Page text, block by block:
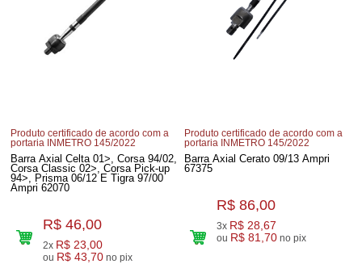
Produto certificado de acordo com a
portaria INMETRO 145/2022
Barra Axial Celta 01>, Corsa 94/02,
Corsa Classic 02>, Corsa Pick-up
94>, Prisma 06/12 E Tigra 97/00
Ampri 62070
R$ 46,00
2x R$ 23,00
ou R$ 43,70 no pix
Produto certificado de acordo com a
portaria INMETRO 145/2022
Barra Axial Cerato 09/13 Ampri
67375
R$ 86,00
3x R$ 28,67
ou R$ 81,70 no pix